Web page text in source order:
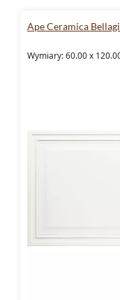
Ape Ceramica
Wymiary: 60.00 x